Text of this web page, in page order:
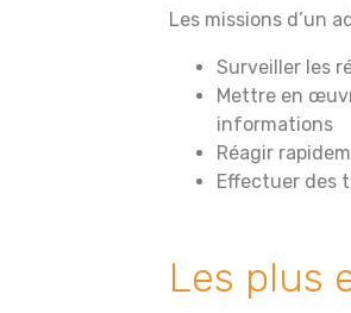
Les missions d’un
Surveiller les
Mettre en
informations
Réagir
Effectuer des
Les plus